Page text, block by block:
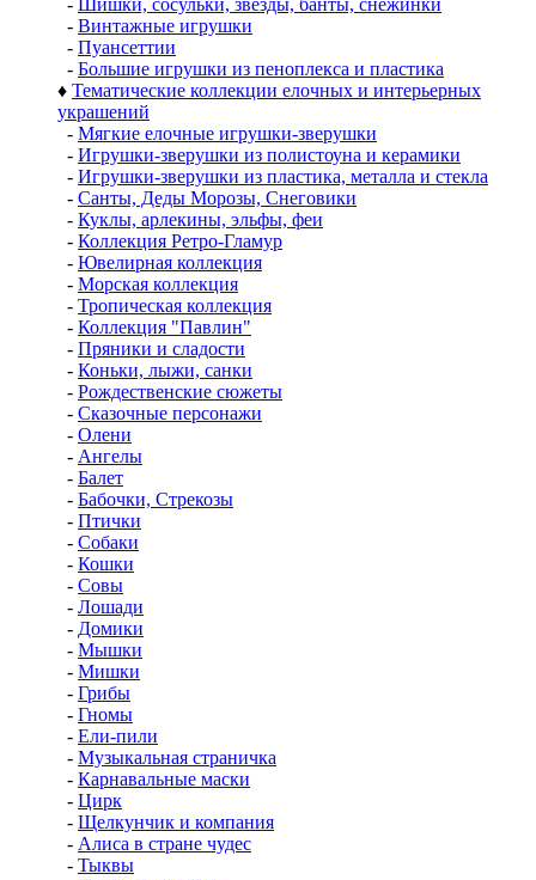
- Шишки, сосульки, звезды, банты, снежинки
- Винтажные игрушки
- Пуансеттии
- Большие игрушки из пеноплекса и пластика
♦ Тематические коллекции елочных и интерьерных
украшений
- Мягкие елочные игрушки-зверушки
- Игрушки-зверушки из полистоуна и керамики
- Игрушки-зверушки из пластика, металла и стекла
- Санты, Деды Морозы, Снеговики
- Куклы, арлекины, эльфы, феи
- Коллекция Ретро-Гламур
- Ювелирная коллекция
- Морская коллекция
- Тропическая коллекция
- Коллекция "Павлин"
- Пряники и сладости
- Коньки, лыжи, санки
- Рождественские сюжеты
- Сказочные персонажи
- Олени
- Ангелы
- Балет
- Бабочки, Стрекозы
- Птички
- Собаки
- Кошки
- Совы
- Лошади
- Домики
- Мышки
- Мишки
- Грибы
- Гномы
- Ели-пили
- Музыкальная страничка
- Карнавальные маски
- Цирк
- Щелкунчик и компания
- Алиса в стране чудес
- Тыквы